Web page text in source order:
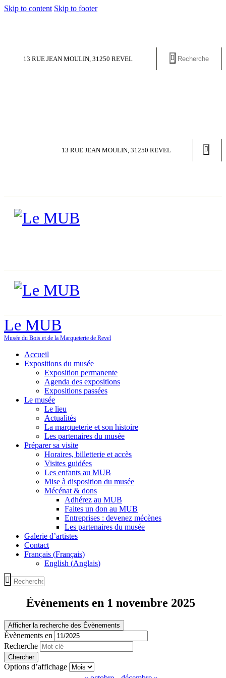
Skip to content Skip to footer
13 RUE JEAN MOULIN, 31250 REVEL
13 RUE JEAN MOULIN, 31250 REVEL
Le MUB
Musée du Bois et de la Marqueterie de Revel
Accueil
Expositions du musée
Exposition permanente
Agenda des expositions
Expositions passées
Le musée
Le lieu
Actualités
La marqueterie et son histoire
Les partenaires du musée
Préparer sa visite
Horaires, billetterie et accès
Visites guidées
Les enfants au MUB
Mise à disposition du musée
Mécénat & dons
Adhérez au MUB
Faites un don au MUB
Entreprises : devenez mécènes
Les partenaires du musée
Galerie d’artistes
Contact
Français (Français)
English (Anglais)
Évènements en 1 novembre 2025
Recherche
et
navigation
de
Afficher la recherche des Évènements
Rechercher
Évènements
Évènements en
Recherche
Navigation
Options d’affichage